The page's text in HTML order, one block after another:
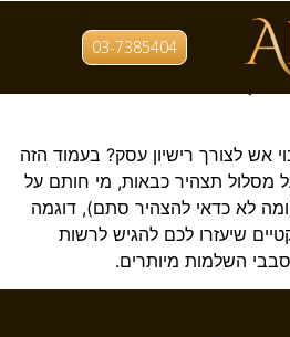
03-7385404
יסוד תצהיר
| הסבר מעשי + דוגמה
אש לצורך רישיון עסק? בעמוד הזה
מסלול תצהיר כבאות, מי חותם על
לא כדאי להצהיר סתם), דוגמה
שיעזרו לכם להגיש לרשות
השלמות מיותרים.